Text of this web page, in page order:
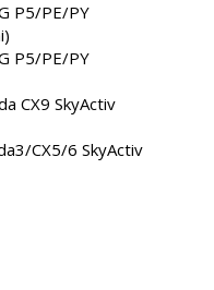
P5/PE/PY
P5/PE/PY
CX9 SkyActiv
CX5/6 SkyActiv